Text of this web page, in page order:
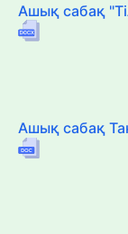
Ашық сабақ
Ашық сабақ